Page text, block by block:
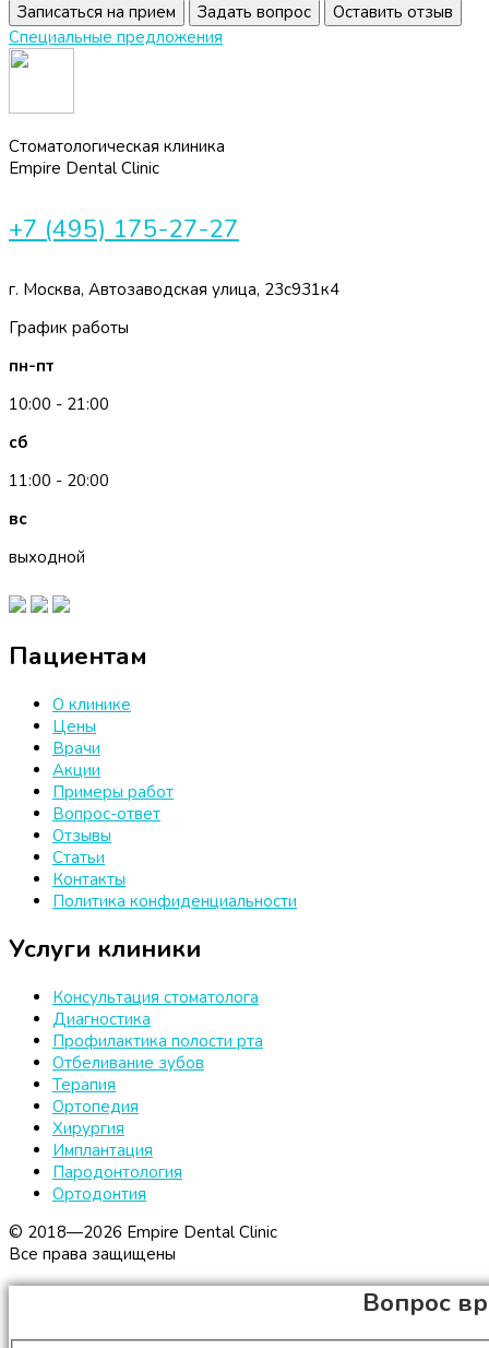
Записаться на прием
Задать вопрос
Оставить отзыв
Специальные предложения
Стоматологическая клиника
Empire Dental Clinic
+7 (495) 175-27-27
г. Москва, Автозаводская улица, 23с931к4
График работы
пн-пт
10:00 - 21:00
сб
11:00 - 20:00
вс
выходной
Пациентам
О клинике
Цены
Врачи
Акции
Примеры работ
Вопрос-ответ
Отзывы
Статьи
Контакты
Политика конфиденциальности
Услуги клиники
Консультация стоматолога
Диагностика
Профилактика полости рта
Отбеливание зубов
Терапия
Ортопедия
Хирургия
Имплантация
Пародонтология
Ортодонтия
© 2018—2026 Empire Dental Clinic
Все права защищены
Вопрос